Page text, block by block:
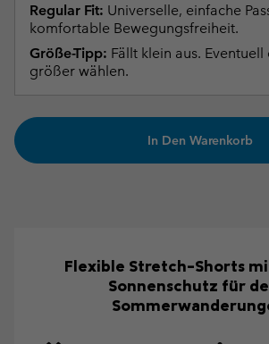
Regular Fit: Universelle, einfache
komfortable Bewegungsfreiheit.
Größe-Tipp: Fällt klein aus.
größer wählen.
In Den Warenkorb
Flexible Stretch-Shorts
Sonnenschutz für